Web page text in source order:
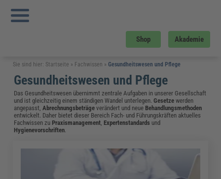
Shop Akademie
Sie sind hier: Startseite » Fachwissen »Gesundheitswesen und Pflege
Gesundheitswesen und Pflege
Das Gesundheitswesen übernimmt zentrale Aufgaben in unserer Gesellschaft
und ist gleichzeitig einem ständigen Wandel unterlegen.Gesetze werden
angepasst,Abrechnungsbeträge verändert und neue Behandlungsmethoden
entwickelt. Daher bietet dieser Bereich Fach- und Führungskräften aktuelles
Fachwissen zu Praxismanagement, Expertenstandards und
Hygienevorschriften.